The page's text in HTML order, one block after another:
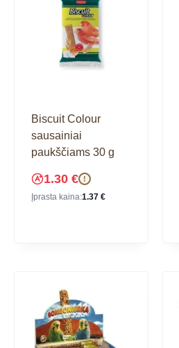
Biscuit Colour
sausainiai
paukščiams 30 g
1.30 € !
Įprasta kaina:1.37 €